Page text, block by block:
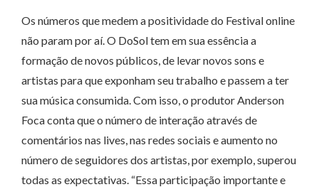
Os números que medem a positividade do Festival online
não param por aí. O DoSol tem em sua essência a
formação de novos públicos, de levar novos sons e
artistas para que exponham seu trabalho e passem a ter
sua música consumida. Com isso, o produtor Anderson
Foca conta que o número de interação através de
comentários nas lives, nas redes sociais e aumento no
número de seguidores dos artistas, por exemplo, superou
todas as expectativas. “Essa participação importante e